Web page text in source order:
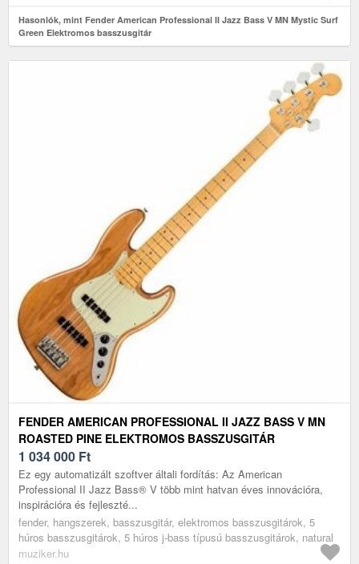
Hasonlók, mint Fender American Professional II Jazz Bass V MN Mystic Surf
Green Elektromos basszusgitár
FENDER AMERICAN PROFESSIONAL II JAZZ BASS V MN
ROASTED PINE ELEKTROMOS BASSZUSGITÁR
1 034 000 Ft
Ez egy automatizált szoftver általi fordítás: Az American
Professional II Jazz Bass® V több mint hatvan éves innovációra,
inspirációra és fejleszté...
fender, hangszerek, basszusgitár, elektromos basszusgitárok, 5
húros basszusgitárok, 5 húros j-bass típusú basszusgitárok, natural
muziker.hu